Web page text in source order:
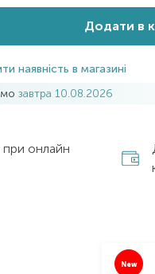
Додати в
наявність в магазині
завтра 10.08.2026
при онлайн
New